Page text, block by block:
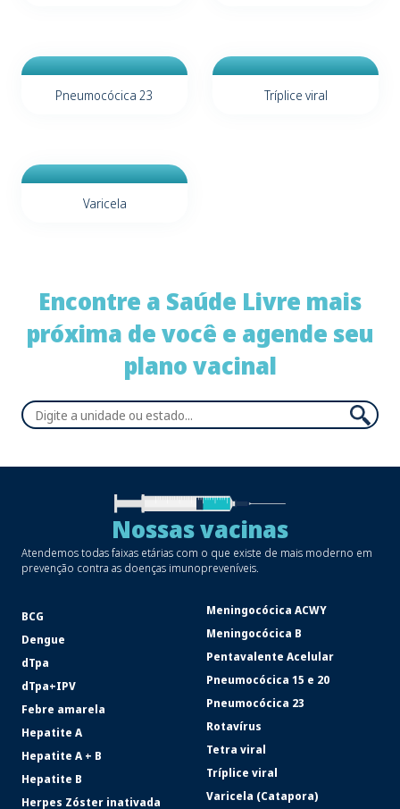
Pneumocócica 23 Tríplice viral
Varicela
Encontre a Saúde Livre mais
próxima de você e agende seu
plano vacinal
Nossas vacinas
Atendemos todas faixas etárias com o que existe de mais moderno em
prevenção contra as doenças imunopreveníveis.
BCG
Dengue
dTpa
dTpa+IPV
Febre amarela
Hepatite A
Hepatite A + B
Hepatite B
Herpes Zóster inativada
Meningocócica ACWY
Meningocócica B
Pentavalente Acelular
Pneumocócica 15 e 20
Pneumocócica 23
Rotavírus
Tetra viral
Tríplice viral
Varicela (Catapora)